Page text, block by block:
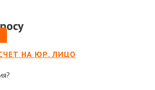
НА ЮР. ЛИЦО